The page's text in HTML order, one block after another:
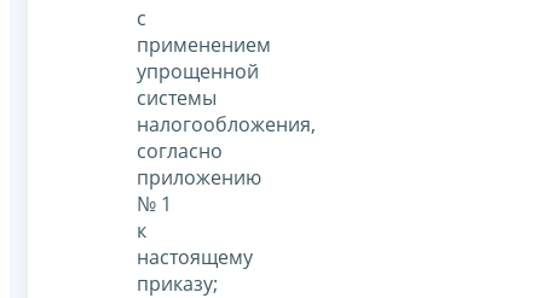
с
применением
упрощенной
системы
налогообложения,
согласно
приложению
№ 1
к
настоящему
приказу;